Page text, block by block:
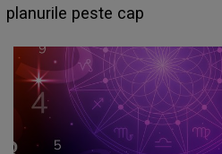
sa: "I-am spus și ei în față,